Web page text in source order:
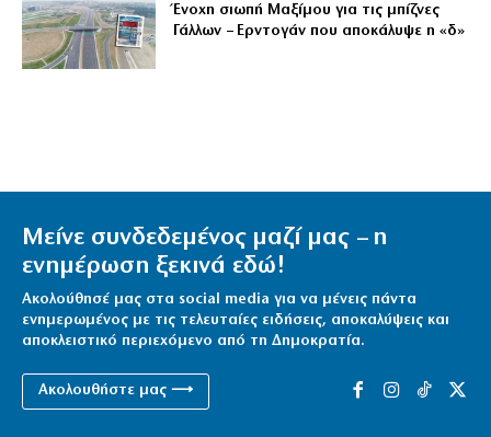
Ένοχη σιωπή Μαξίμου για τις μπίζνες
Γάλλων – Ερντογάν που αποκάλυψε η «δ»
Μείνε συνδεδεμένος μαζί μας – η
ενημέρωση ξεκινά εδώ!
Ακολούθησέ μας στα social media για να μένεις πάντα
ενημερωμένος με τις τελευταίες ειδήσεις, αποκαλύψεις και
αποκλειστικό περιεχόμενο από τη Δημοκρατία.
Ακολουθήστε μας ⟶